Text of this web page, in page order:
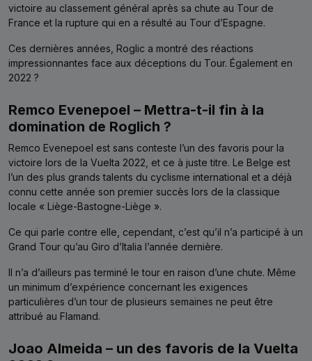
victoire au classement général après sa chute au Tour de
France et la rupture qui en a résulté au Tour d’Espagne.
Ces dernières années, Roglic a montré des réactions
impressionnantes face aux déceptions du Tour. Également en
2022 ?
Remco Evenepoel – Mettra-t-il fin à la
domination de Roglich ?
Remco Evenepoel est sans conteste l’un des favoris pour la
victoire lors de la Vuelta 2022, et ce à juste titre. Le Belge est
l’un des plus grands talents du cyclisme international et a déjà
connu cette année son premier succès lors de la classique
locale « Liège-Bastogne-Liège ».
Ce qui parle contre elle, cependant, c’est qu’il n’a participé à un
Grand Tour qu’au Giro d’Italia l’année dernière.
Il n’a d’ailleurs pas terminé le tour en raison d’une chute. Même
un minimum d’expérience concernant les exigences
particulières d’un tour de plusieurs semaines ne peut être
attribué au Flamand.
Joao Almeida – un des favoris de la Vuelta